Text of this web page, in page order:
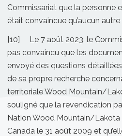
Commissariat que la personne
était convaincue qu’aucun
[10] Le 7 août 2023, le
pas convaincu que les
envoyé des questions
de sa propre recherche
territoriale Wood Mountain/
souligné que la revendication
Nation Wood Mountain/Lakota
Canada le 31 août 2009 et